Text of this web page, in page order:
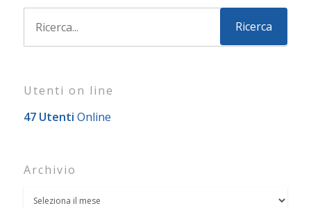
Utenti on line
47 Utenti Online
Archivio